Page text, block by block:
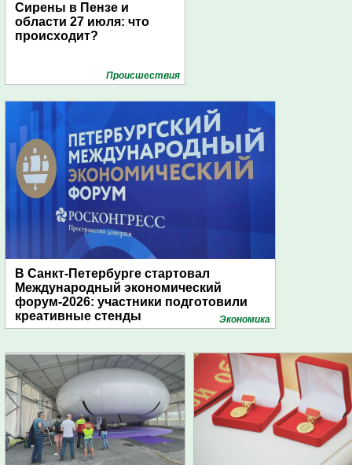
Сирены в Пензе и
области 27 июля: что
происходит?
Проиcшествия
В Санкт-Петербурге стартовал
Международный экономический
форум-2026: участники подготовили
креативные стенды
Экономика